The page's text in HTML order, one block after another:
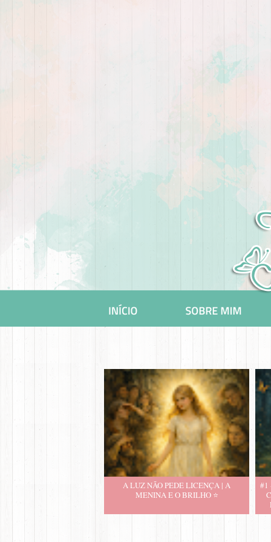
A LUZ NÃO PEDE LICENÇA | A
MENINA E O BRILHO ⭐️
#1